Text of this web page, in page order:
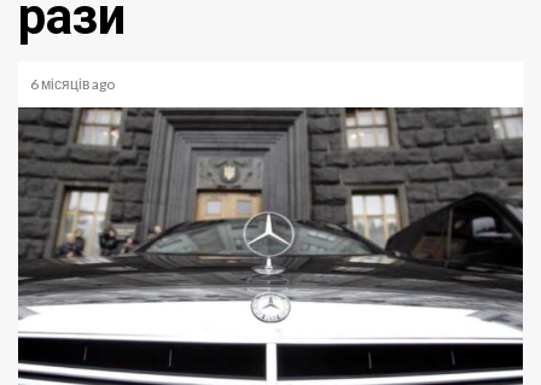
рази
6 місяців ago